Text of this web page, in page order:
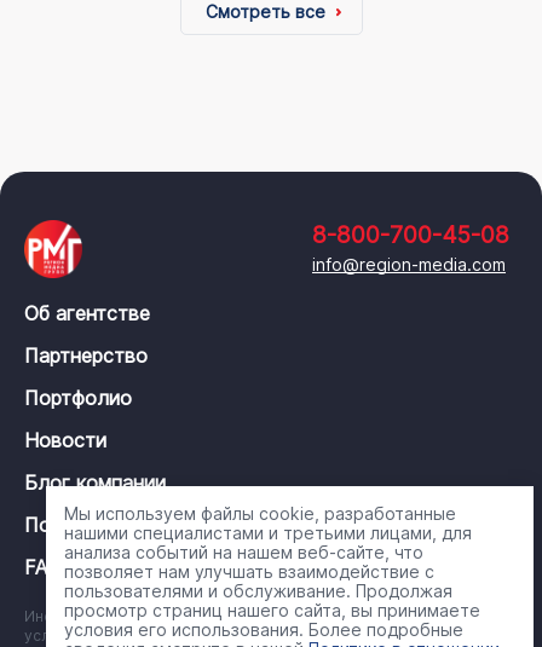
Смотреть все
8-800-700-45-08
info@region-media.com
Об агентстве
Партнерство
Портфолио
Новости
Блог компании
Политика конфиденциальности
FAQ
Информация на сайте носит справочный характер и ни при каких
условиях не является публичной офертой
Мы используем файлы cookie, разработанные
нашими специалистами и третьими лицами, для
анализа событий на нашем веб-сайте, что
позволяет нам улучшать взаимодействие с
пользователями и обслуживание. Продолжая
просмотр страниц нашего сайта, вы принимаете
условия его использования. Более подробные